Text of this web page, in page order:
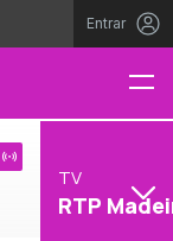
Entrar
TV
RTP